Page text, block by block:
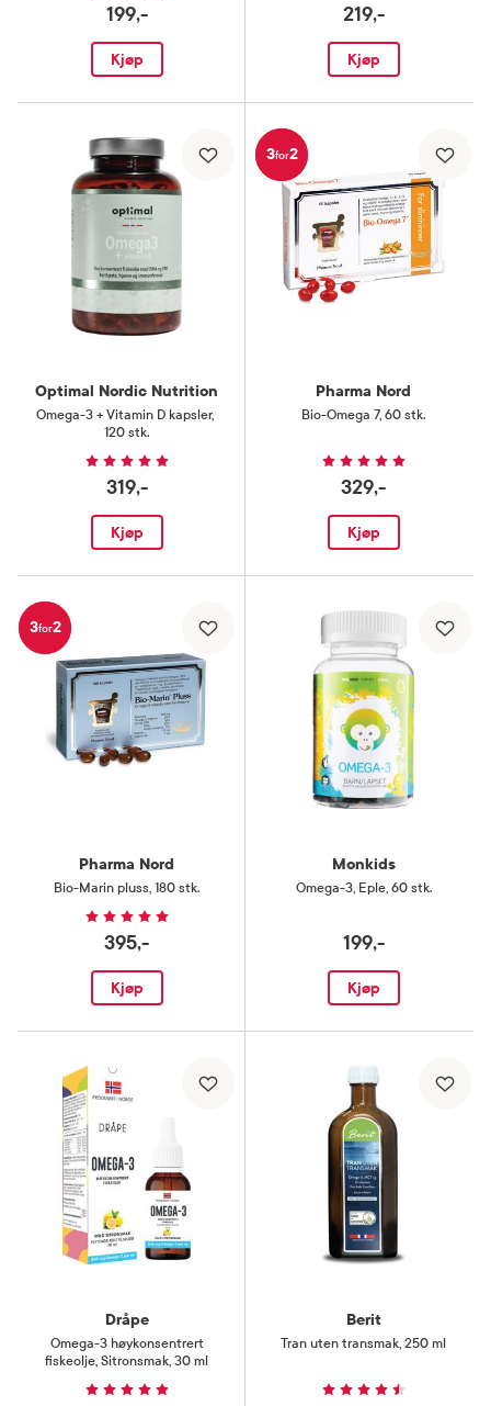
199,-
Kjøp
219,-
Kjøp
Optimal Nordic Nutrition
Omega-3 + Vitamin D kapsler,
120 stk.
319,-
Kjøp
3for2
Pharma Nord
Bio-Omega 7, 60 stk.
329,-
Kjøp
3for2
Pharma Nord
Bio-Marin pluss, 180 stk.
395,-
Kjøp
Monkids
Omega-3, Eple, 60 stk.
199,-
Kjøp
Dråpe
Omega-3 høykonsentrert
fiskeolje, Sitronsmak, 30 ml
Berit
Tran uten transmak, 250 ml